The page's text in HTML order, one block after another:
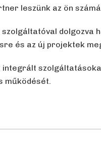
leszünk az ön
dolgozva
és az új projektek
működését.